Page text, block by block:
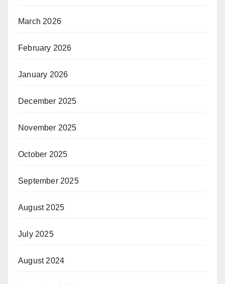
March 2026
February 2026
January 2026
December 2025
November 2025
October 2025
September 2025
August 2025
July 2025
August 2024